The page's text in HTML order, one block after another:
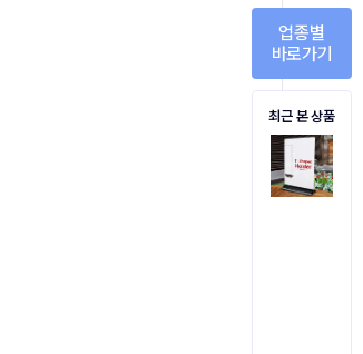
업종별
바로가기
최근 본 상품